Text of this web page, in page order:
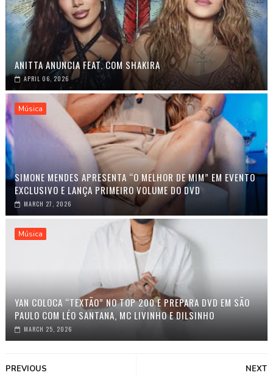
ANITTA ANUNCIA FEAT. COM SHAKIRA
APRIL 06, 2026
Música
SIMONE MENDES APRESENTA “O MELHOR DE MIM” EM EVENTO
EXCLUSIVO E LANÇA PRIMEIRO VOLUME DO DVD
MARCH 27, 2026
Música
YAN COLOCA “TEXTÃO” NO TOP 200 E PREPARA DVD EM SÃO
PAULO COM LÉO SANTANA, MC LIVINHO E DILSINHO
MARCH 25, 2026
NEXT
PREVIOUS